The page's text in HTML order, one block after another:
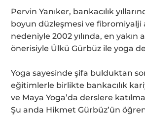
Pervin Yanıker, bankacılık
boyun düzleşmesi ve fibromiyalji
nedeniyle 2002 yılında, en yakın
önerisiyle Ülkü Gürbüz ile yoga
Yoga sayesinde şifa bulduktan
eğitimlerle birlikte bankacılık
ve Maya Yoga’da derslere
Şu anda Hikmet Gürbüz’ün